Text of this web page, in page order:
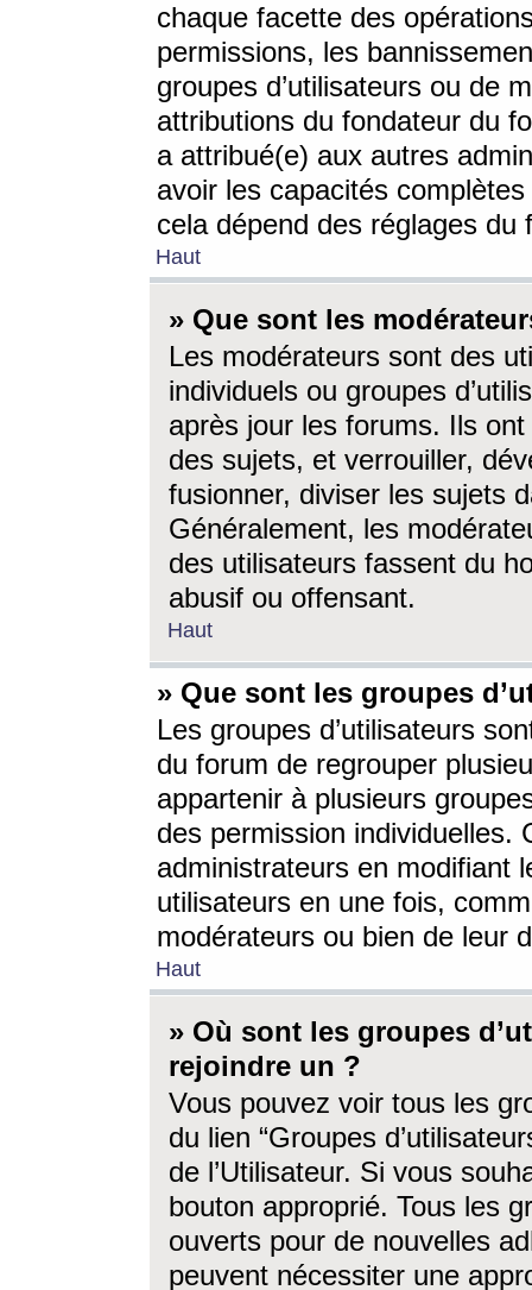
chaque facette des
permissions, les
groupes d’utilisateurs ou de
attributions du fondateur du
a attribué(e) aux autres
avoir les capacités
cela dépend des réglages du
Haut
» Que sont les
Les modérateurs sont des
individuels ou groupes
après jour les forums. Ils ont
des sujets, et verrouiller,
fusionner, diviser les sujets
Généralement, les
des utilisateurs fassent du
abusif ou offensant.
Haut
» Que sont les groupes
Les groupes d’utilisateurs
du forum de regrouper
appartenir à plusieurs
des permission individuelles.
administrateurs en modifiant
utilisateurs en une fois,
modérateurs ou bien de leur
Haut
» Où sont les groupes
rejoindre un ?
Vous pouvez voir tous les
du lien “Groupes
de l’Utilisateur. Si vous
bouton approprié. Tous les
ouverts pour de nouvelles
peuvent nécessiter une